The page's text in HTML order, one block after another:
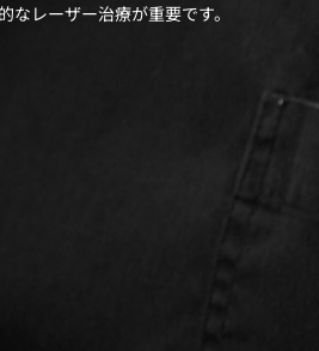
なレーザー治療が重要です。